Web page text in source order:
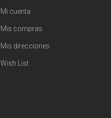
Mi cuenta
Mis compras
Mis direcciones
Wish List